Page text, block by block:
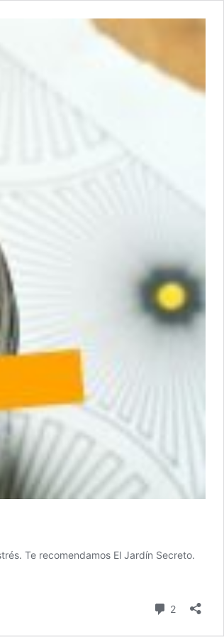
Te recomendamos El Jardín Secreto.
2